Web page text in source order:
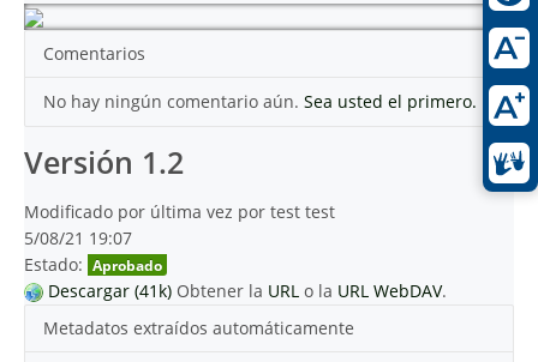
Comentarios
No hay ningún comentario aún. Sea usted el primero.
Versión 1.2
Modificado por última vez por test test
5/08/21 19:07
Estado: Aprobado
Descargar (41k) Obtener la URL o la URL WebDAV.
Metadatos extraídos automáticamente